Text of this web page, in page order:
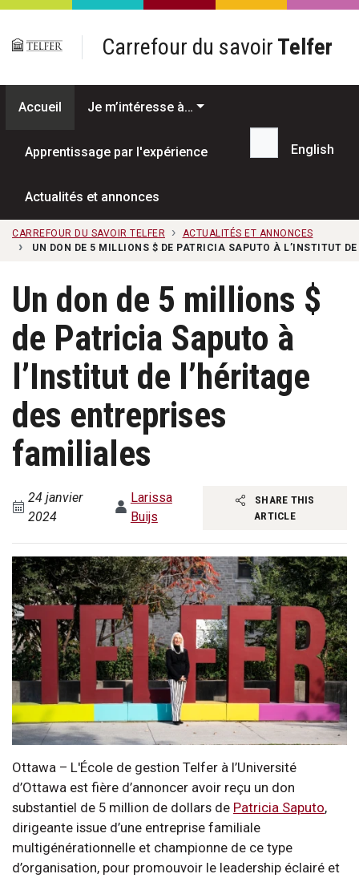
Passer au contenu principal
Carrefour du savoir Telfer
Accueil Je m’intéresse à…
Apprentissage par l'expérience
Actualités et annonces
Recherche...
English
CARREFOUR DU SAVOIR TELFER
ACTUALITÉS ET ANNONCES
UN DON DE 5 MILLIONS $ DE PATRICIA SAPUTO À L’INSTITUT
Un don de 5 millions $
de Patricia Saputo à
l’Institut de l’héritage
des entreprises
familiales
24 janvier
2024
Larissa
Buijs
SHARE THIS
ARTICLE
Ottawa – L'École de gestion Telfer à l’Université
d’Ottawa est fière d’annoncer avoir reçu un don
substantiel de 5 million de dollars de Patricia Saputo,
dirigeante issue d’une entreprise familiale
multigénérationnelle et championne de ce type
d’organisation, pour promouvoir le leadership éclairé et